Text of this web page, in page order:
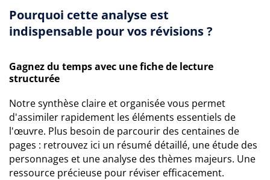
Pourquoi cette analyse est
indispensable pour vos révisions ?
Gagnez du temps avec une fiche de lecture
structurée
Notre synthèse claire et organisée vous permet
d'assimiler rapidement les éléments essentiels de
l'œuvre. Plus besoin de parcourir des centaines de
pages : retrouvez ici un résumé détaillé, une étude des
personnages et une analyse des thèmes majeurs. Une
ressource précieuse pour réviser efficacement.